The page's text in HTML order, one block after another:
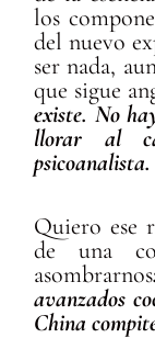
los
del nuevo
ser nada,
que sigue
existe. No
llorar al
psicoanalista.
Quiero ese
de una
asombrarnos
avanzados
China